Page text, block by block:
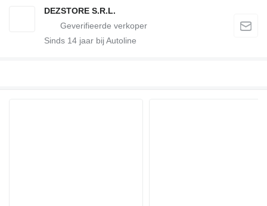
DEZSTORE S.R.L.
Sinds 14 jaar bij Autoline